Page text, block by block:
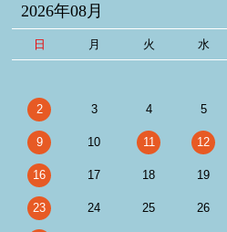
2026年08月
日 月 火 水
2 3 4 5
9 10 11 12
16 17 18 19
23 24 25 26